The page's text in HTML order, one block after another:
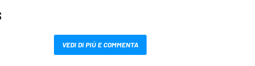
VEDI DI PIÙ E COMMENTA